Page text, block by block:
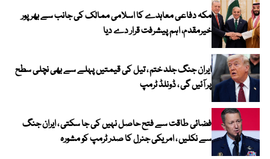
مکہ دفاعی معاہدے کا اسلامی ممالک کی جانب سے بھرپور
خیرمقدم، اہم پیشرفت قرار دے دیا
ایران جنگ جلد ختم ، تیل کی قیمتیں پہلے سے بھی نچلی سطح
پر آئیں گی ، ڈونلڈ ٹرمپ
فضائی طاقت سے فتح حاصل نہیں کی جا سکتی ، ایران جنگ
سے نکلیں ، امریکی جنرل کا صدر ٹرمپ کو مشورہ